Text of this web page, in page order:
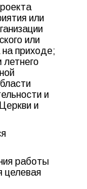
или
или
на приходе;
летнего
и
и
работы
целевая